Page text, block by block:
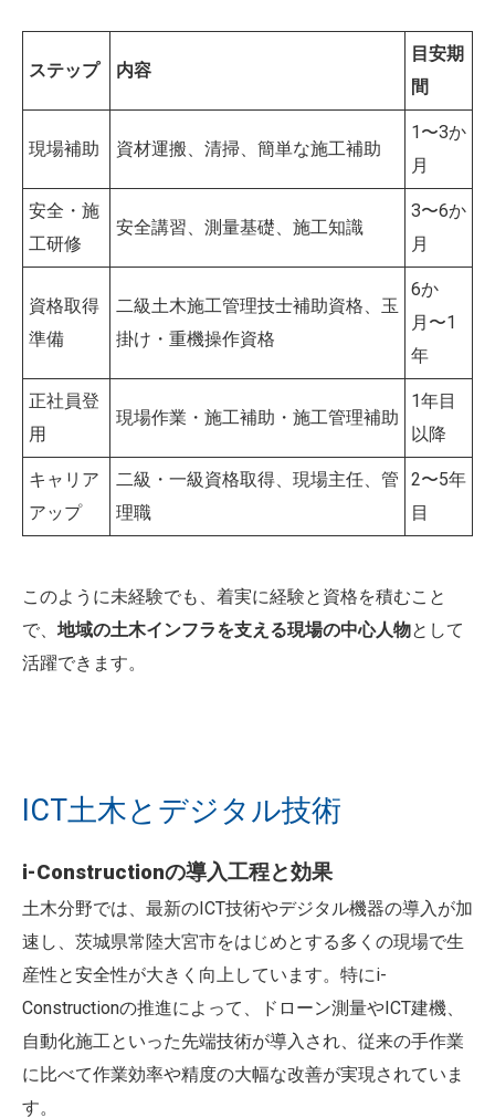
ステップ 内容
目安期
間
現場補助 資材運搬、清掃、簡単な施工補助
1〜3か
月
安全・施
工研修
安全講習、測量基礎、施工知識
3〜6か
月
資格取得
準備
二級土木施工管理技士補助資格、玉
掛け・重機操作資格
6か
月〜1
年
正社員登
用
現場作業・施工補助・施工管理補助
1年目
以降
キャリア
アップ
二級・一級資格取得、現場主任、管
理職
2〜5年
目
このように未経験でも、着実に経験と資格を積むこと
で、 地域の土木インフラを支える現場の中心人物として
活躍できます。
ICT土木とデジタル技術
i-Constructionの導入工程と効果
土木分野では、最新のICT技術やデジタル機器の導入が加
速し、茨城県常陸大宮市をはじめとする多くの現場で生
産性と安全性が大きく向上しています。特にi-
Constructionの推進によって、ドローン測量やICT建機、
自動化施工といった先端技術が導入され、従来の手作業
に比べて作業効率や精度の大幅な改善が実現されていま
す。